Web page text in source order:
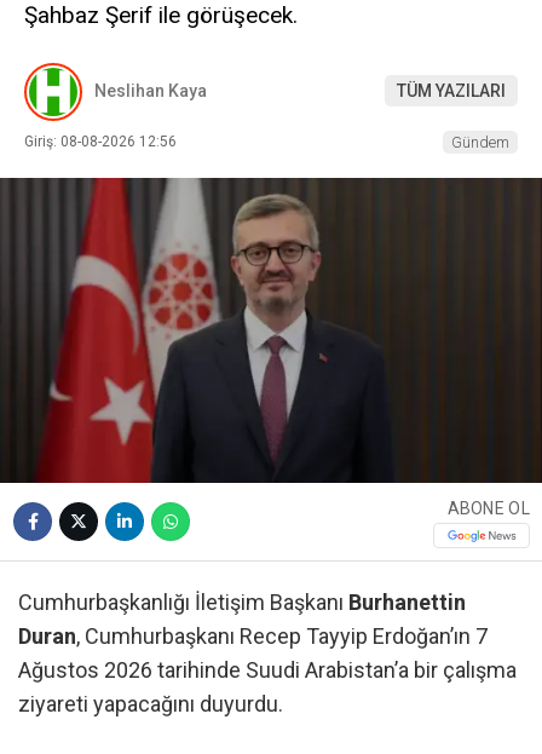
Şahbaz Şerif ile görüşecek.
Neslihan Kaya TÜM YAZILARI
Giriş: 08-08-2026 12:56 Gündem
ABONE OL
Cumhurbaşkanlığı İletişim Başkanı Burhanettin
Duran, Cumhurbaşkanı Recep Tayyip Erdoğan’ın 7
Ağustos 2026 tarihinde Suudi Arabistan’a bir çalışma
ziyareti yapacağını duyurdu.